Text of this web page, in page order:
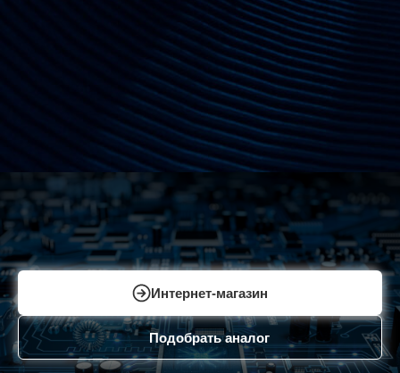
Интернет-магазин
Подобрать аналог